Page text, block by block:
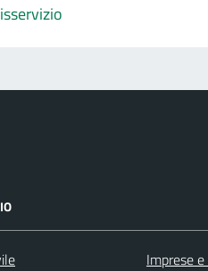
Imprese